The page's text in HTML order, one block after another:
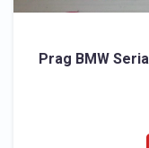
Prag BMW